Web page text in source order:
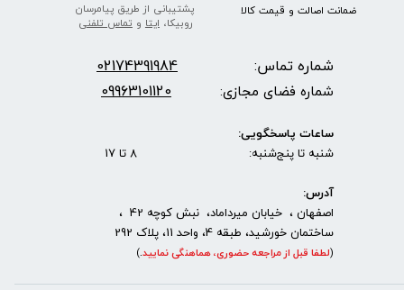
پشتیبانی از طریق پیامرسان
روبیکا،ایتا وتماس تلفنی
ضمانت اصالت و قیمت​​​​​​​ کالا ​​​​​​​
شماره تماس: 02174391984
شماره فضای مجازی: 09963101120
ساعات پاسخگویی:
شنبه تا پنج‌شنبه: 8 تا 17
آدرس:
اصفهان ، خیابان میرداماد، نبش کوچه 42 ،
ساختمان خورشید، طبقه 4، واحد 11، پلاک 292
(لطفا قبل از مراجعه حضوری، هماهنگی نمایید.
)